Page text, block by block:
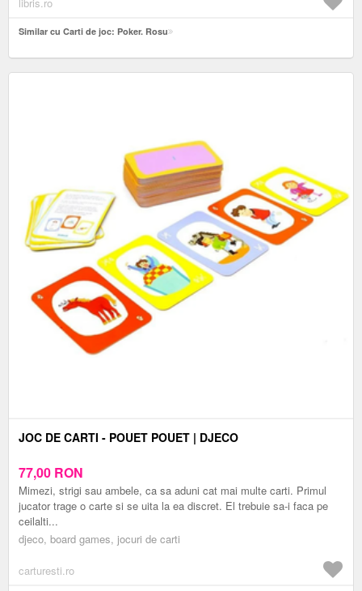
Similar cu Carti de joc: Poker. Rosu
JOC DE CARTI - POUET POUET | DJECO
77,00 RON
Mimezi, strigi sau ambele, ca sa aduni cat mai multe carti. Primul
jucator trage o carte si se uita la ea discret. El trebuie sa-i faca pe
ceilalti...
djeco, board games, jocuri de carti
carturesti.ro